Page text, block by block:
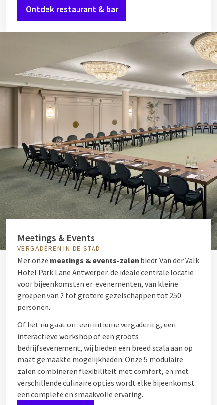
Ontdek restaurant & bar
Meetings & Events
VERGADEREN IN DE STAD
Met onze meetings & events-zalen biedt Van der Valk
Hotel Park Lane Antwerpen de ideale centrale locatie
voor bijeenkomsten en evenementen, van kleine
groepen van 2 tot grotere gezelschappen tot 250
personen.
Of het nu gaat om een intieme vergadering, een
interactieve workshop of een groots
bedrijfsevenement, wij bieden een breed scala aan op
maat gemaakte mogelijkheden. Onze 5 modulaire
zalen combineren flexibiliteit met comfort, en met
verschillende culinaire opties wordt elke bijeenkomst
een complete en smaakvolle ervaring.